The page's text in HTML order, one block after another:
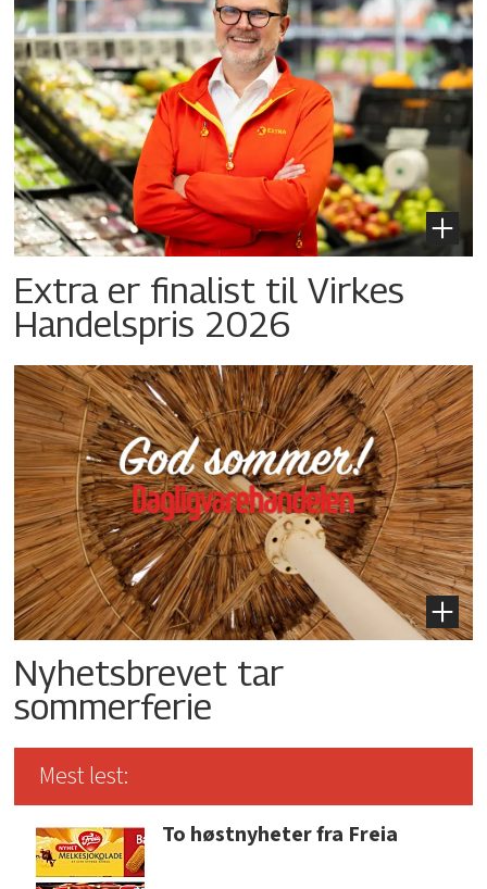
Extra er finalist til Virkes
Handelspris 2026
Nyhetsbrevet tar
sommerferie
Mest lest:
To høstnyheter fra Freia